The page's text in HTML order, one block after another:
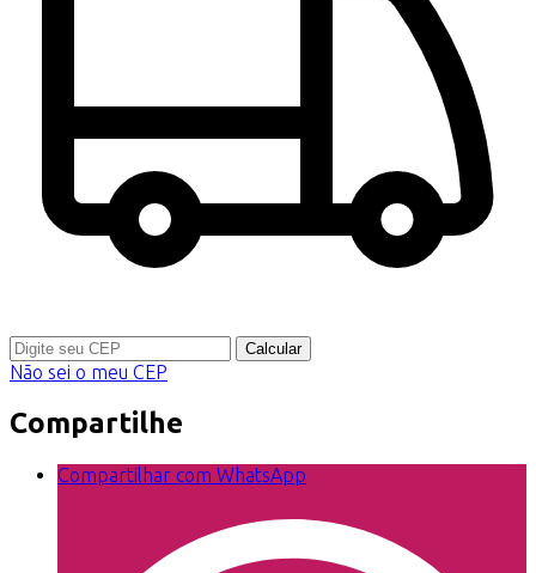
Calcular
Não sei o meu CEP
Compartilhe
Compartilhar com WhatsApp